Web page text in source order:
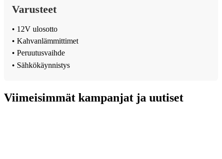
Varusteet
• 12V ulosotto
• Kahvanlämmittimet
• Peruutusvaihde
• Sähkökäynnistys
Viimeisimmät kampanjat ja uutiset